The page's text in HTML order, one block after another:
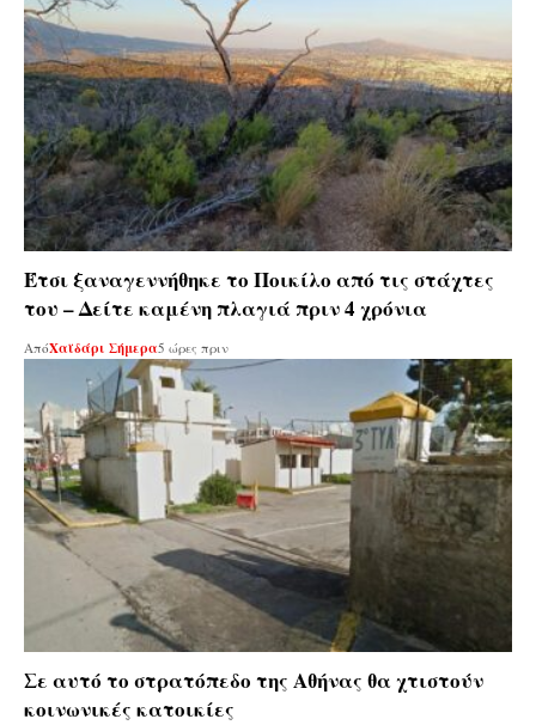
Έτσι ξαναγεννήθηκε το Ποικίλο από τις στάχτες
του – Δείτε καμένη πλαγιά πριν 4 χρόνια
ΑπόΧαϊδάρι Σήμερα5 ώρες πριν
Σε αυτό το στρατόπεδο της Αθήνας θα χτιστούν
κοινωνικές κατοικίες